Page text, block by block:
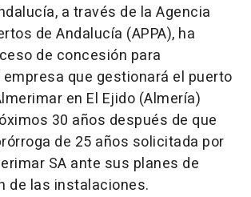
a través de la Agencia
de Andalucía (APPA), ha
de concesión para
que gestionará el puerto
en El Ejido (Almería)
30 años después de que
de 25 años solicitada por
SA ante sus planes de
de las instalaciones.